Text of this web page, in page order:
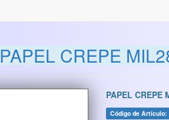
PAPEL CREPE
PAPEL CREPE
Código de Artículo: